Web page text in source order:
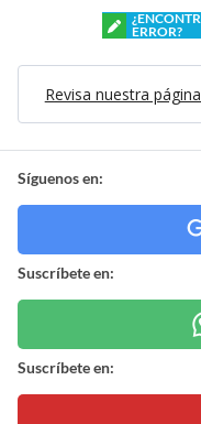
ERROR?
Revisa nuestra
Síguenos en:
Suscríbete en:
Suscríbete en: